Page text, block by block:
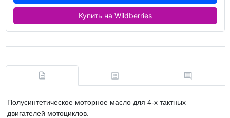
Купить на Wildberries
Полусинтетическое моторное масло для 4-х тактных
двигателей мотоциклов.